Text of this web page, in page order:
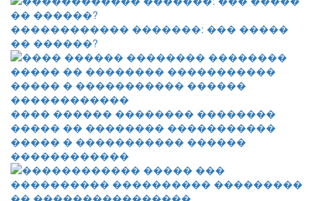
������������ �������: ��� �����
�� ������?
���� ������ �������� ��������
����� �� �������� �����������
����� � ����������� ������
������������